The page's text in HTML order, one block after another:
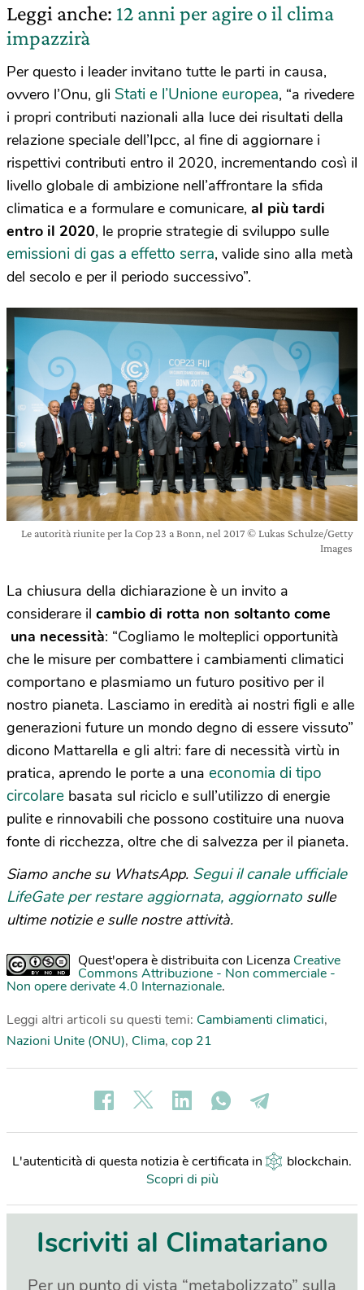
Leggi anche: 12 anni per agire o il clima
impazzirà
Per questo i leader invitano tutte le parti in causa,
ovvero l’Onu, gli Stati e l’Unione europea, “a rivedere
i propri contributi nazionali alla luce dei risultati della
relazione speciale dell’Ipcc, al fine di aggiornare i
rispettivi contributi entro il 2020, incrementando così il
livello globale di ambizione nell’affrontare la sfida
climatica e a formulare e comunicare, al più tardi
entro il 2020, le proprie strategie di sviluppo sulle
emissioni di gas a effetto serra, valide sino alla metà
del secolo e per il periodo successivo”.
Le autorità riunite per la Cop 23 a Bonn, nel 2017 © Lukas Schulze/Getty
Images
La chiusura della dichiarazione è un invito a
considerare il cambio di rotta non soltanto come
una necessità: “Cogliamo le molteplici opportunità
che le misure per combattere i cambiamenti climatici
comportano e plasmiamo un futuro positivo per il
nostro pianeta. Lasciamo in eredità ai nostri figli e alle
generazioni future un mondo degno di essere vissuto”
dicono Mattarella e gli altri: fare di necessità virtù in
pratica, aprendo le porte a una economia di tipo
circolare basata sul riciclo e sull’utilizzo di energie
pulite e rinnovabili che possono costituire una nuova
fonte di ricchezza, oltre che di salvezza per il pianeta.
Siamo anche su WhatsApp. Segui il canale ufficiale
LifeGate per restare aggiornata, aggiornato sulle
ultime notizie e sulle nostre attività.
Quest'opera è distribuita con Licenza Creative
Commons Attribuzione - Non commerciale -
Non opere derivate 4.0 Internazionale.
Leggi altri articoli su questi temi: Cambiamenti climatici,
Nazioni Unite (ONU), Clima, cop 21
L'autenticità di questa notizia è certificata in blockchain.
Scopri di più
Iscriviti al Climatariano
Per un punto di vista “metabolizzato” sulla